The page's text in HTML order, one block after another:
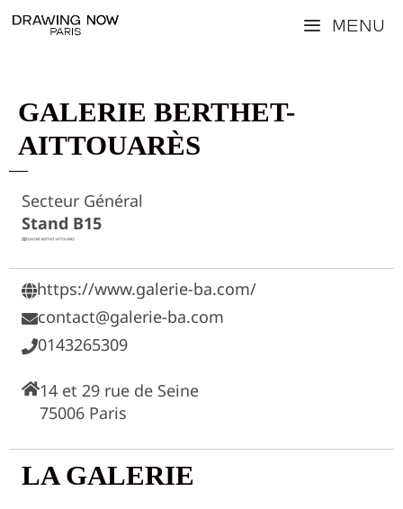
Aller
au
Menu
GALERIE BERTHET-
AITTOUARÈS
Secteur Général
Stand B15
https://www.galerie-ba.com/
contact@galerie-ba.com
0143265309
14 et 29 rue de Seine
75006 Paris
LA GALERIE